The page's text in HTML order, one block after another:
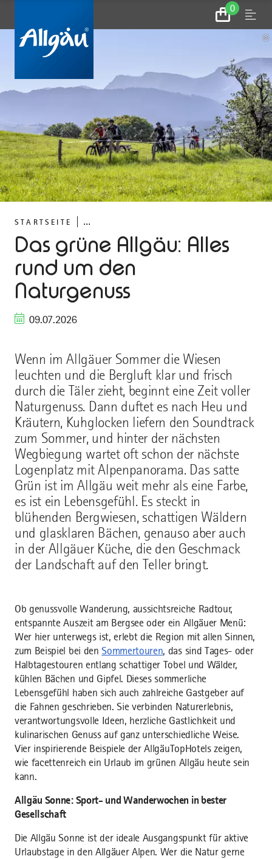
0
Zum
Warenkorb
Menu
STARTSEITE ...
Das grüne Allgäu: Alles
rund um den
Naturgenuss
09.07.2026
©
Wenn im Allgäuer Sommer die Wiesen
leuchten und die Bergluft klar und frisch
durch die Täler zieht, beginnt eine Zeit voller
Naturgenuss. Dann duftet es nach Heu und
Kräutern, Kuhglocken liefern den Soundtrack
zum Sommer, und hinter der nächsten
Wegbiegung wartet oft schon der nächste
Logenplatz mit Alpenpanorama. Das satte
Grün ist im Allgäu weit mehr als eine Farbe,
es ist ein Lebensgefühl. Es steckt in
blühenden Bergwiesen, schattigen Wäldern
und glasklaren Bächen, genauso aber auch
in der Allgäuer Küche, die den Geschmack
der Landschaft auf den Teller bringt.
Ob genussvolle Wanderung, aussichtsreiche Radtour,
entspannte Auszeit am Bergsee oder ein Allgäuer Menü:
Wer hier unterwegs ist, erlebt die Region mit allen Sinnen,
zum Beispiel bei den Sommertouren, das sind Tages- oder
Halbtagestouren entlang schattiger Tobel und Wälder,
kühlen Bächen und Gipfel. Dieses sommerliche
Lebensgefühl haben sich auch zahlreiche Gastgeber auf
die Fahnen geschrieben. Sie verbinden Naturerlebnis,
verantwortungsvolle Ideen, herzliche Gastlichkeit und
kulinarischen Genuss auf ganz unterschiedliche Weise.
Vier inspirierende Beispiele der AllgäuTopHotels zeigen,
wie facettenreich ein Urlaub im grünen Allgäu heute sein
kann.
Allgäu Sonne: Sport- und Wanderwochen in bester
Gesellschaft
Die Allgäu Sonne ist der ideale Ausgangspunkt für aktive
Urlaubstage in den Allgäuer Alpen. Wer die Natur gerne